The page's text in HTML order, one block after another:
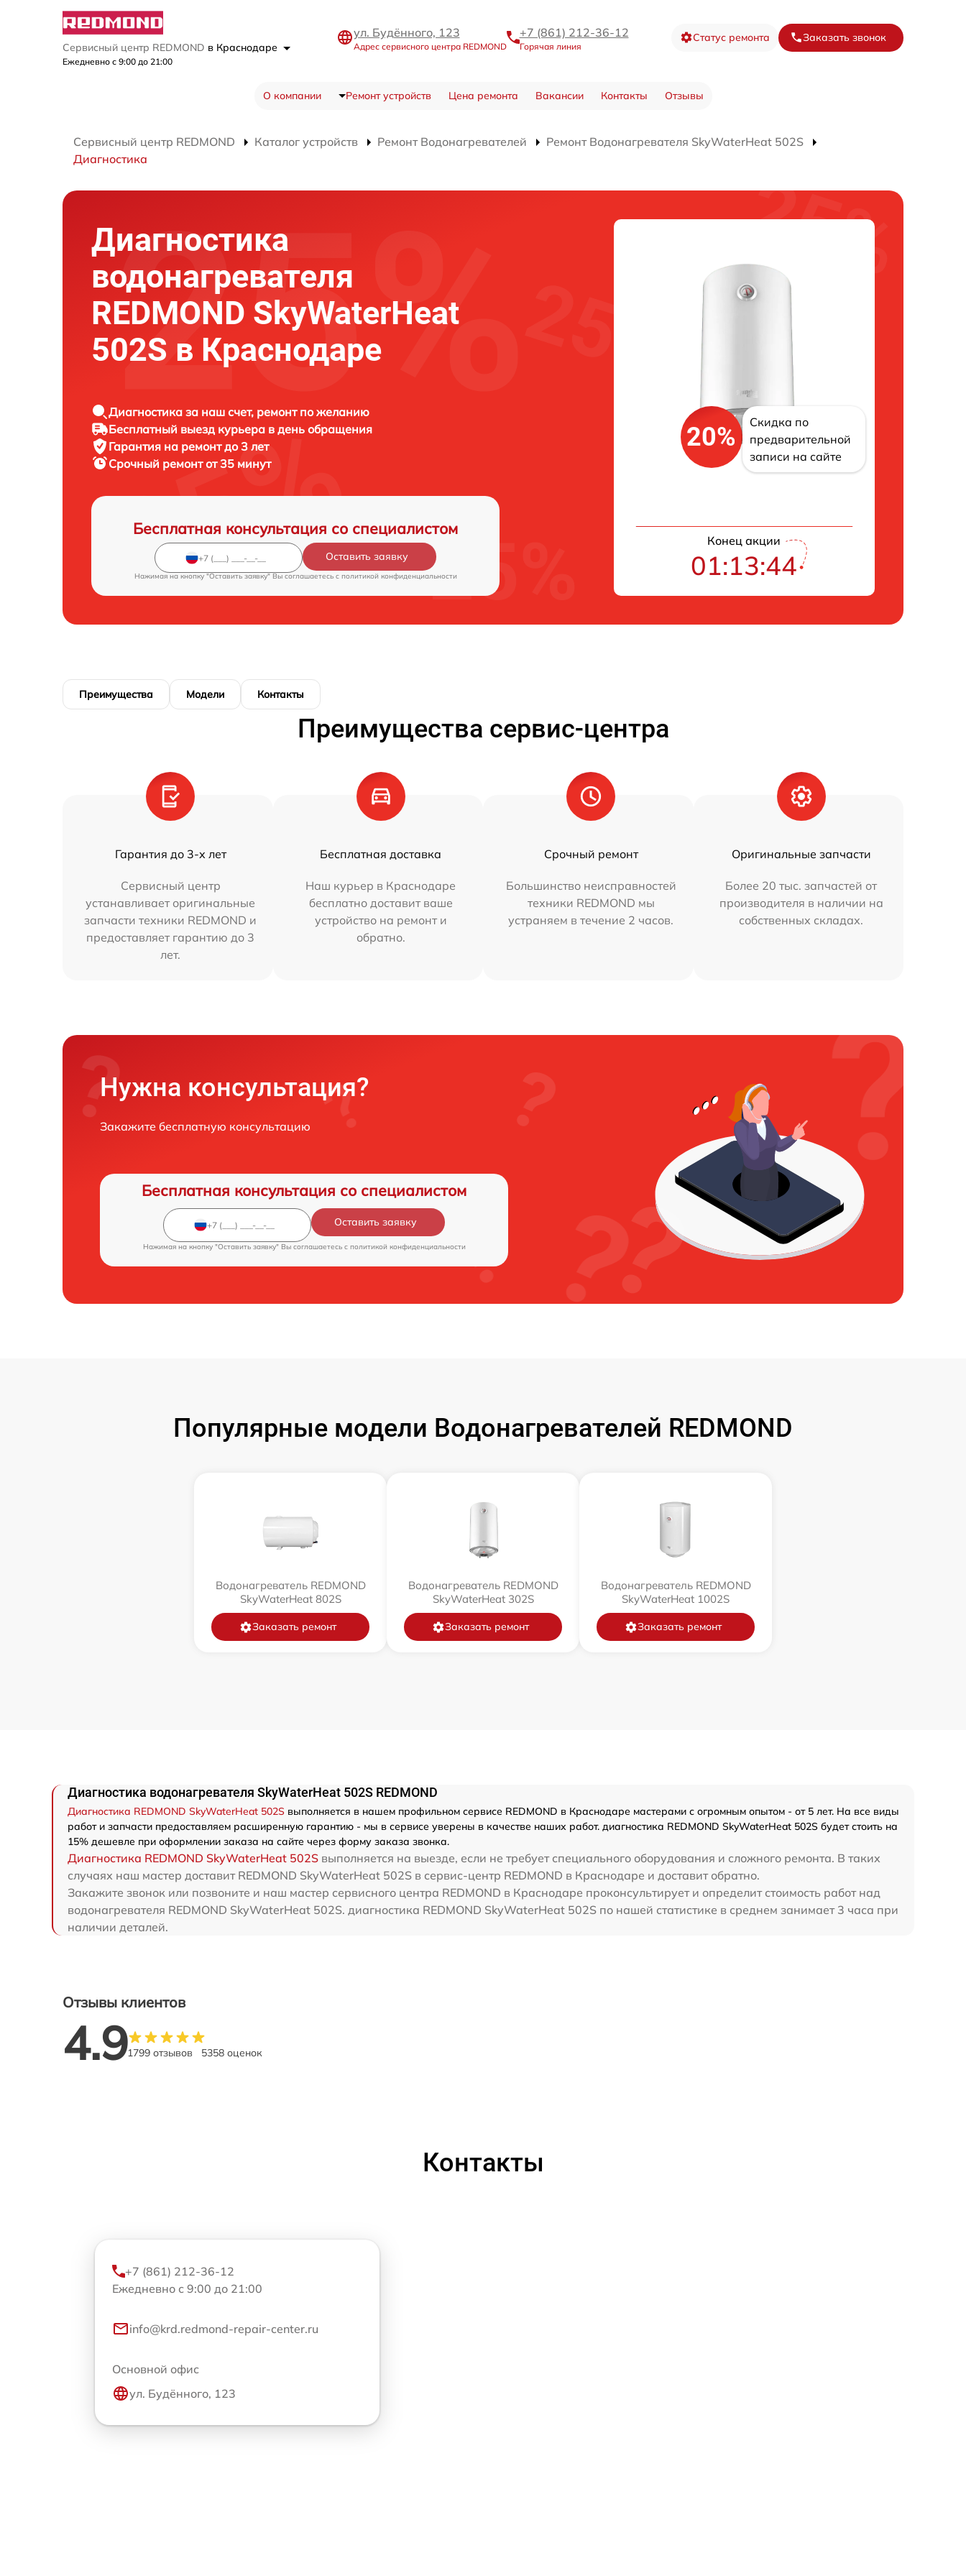
Сервисный центр REDMOND в Краснодаре
Ежедневно с 9:00 до 21:00
ул. Будённого, 123
Адрес сервисного центра REDMOND
+7 (861) 212-36-12
Горячая линия
Статус ремонта Заказать звонок
О компании Ремонт устройств Цена ремонта Вакансии Контакты Отзывы
Сервисный центр REDMOND Каталог устройств Ремонт Водонагревателей
Ремонт Водонагревателя SkyWaterHeat 502S
Диагностика
Диагностика
водонагревателя
REDMOND SkyWaterHeat
502S в Краснодаре
Диагностика за наш счет, ремонт по желанию
Бесплатный выезд курьера в день обращения
Гарантия на ремонт до 3 лет
Срочный ремонт от 35 минут
Бесплатная консультация со специалистом
Оставить заявку
Нажимая на кнопку "Оставить заявку" Вы соглашаетесь c политикой конфиденциальности
20%
Скидка по
предварительной
записи на сайте
Конец акции
01:13:43
Преимущества Модели Контакты
Преимущества сервис-центра
Гарантия до 3-х лет
Сервисный центр
устанавливает оригинальные
запчасти техники REDMOND и
предоставляет гарантию до 3
лет.
Бесплатная доставка
Наш курьер в Краснодаре
бесплатно доставит ваше
устройство на ремонт и
обратно.
Срочный ремонт
Большинство неисправностей
техники REDMOND мы
устраняем в течение 2 часов.
Оригинальные запчасти
Более 20 тыс. запчастей от
производителя в наличии на
собственных складах.
Нужна консультация?
Закажите бесплатную консультацию
Бесплатная консультация со специалистом
Оставить заявку
Нажимая на кнопку "Оставить заявку" Вы соглашаетесь c политикой конфиденциальности
Популярные модели Водонагревателей REDMOND
Водонагреватель REDMOND
SkyWaterHeat 802S
Заказать ремонт
Водонагреватель REDMOND
SkyWaterHeat 302S
Заказать ремонт
Водонагреватель REDMOND
SkyWaterHeat 1002S
Заказать ремонт
Диагностика водонагревателя SkyWaterHeat 502S REDMOND
Диагностика REDMOND SkyWaterHeat 502S выполняется в нашем профильном сервисе REDMOND в Краснодаре мастерами с огромным опытом - от 5 лет. На все виды
работ и запчасти предоставляем расширенную гарантию - мы в сервисе уверены в качестве наших работ. диагностика REDMOND SkyWaterHeat 502S будет стоить на
15% дешевле при оформлении заказа на сайте через форму заказа звонка.
Диагностика REDMOND SkyWaterHeat 502S выполняется на выезде, если не требует специального оборудования и сложного ремонта. В таких
случаях наш мастер доставит REDMOND SkyWaterHeat 502S в сервис-центр REDMOND в Краснодаре и доставит обратно.
Закажите звонок или позвоните и наш мастер сервисного центра REDMOND в Краснодаре проконсультирует и определит стоимость работ над
водонагревателя REDMOND SkyWaterHeat 502S. диагностика REDMOND SkyWaterHeat 502S по нашей статистике в среднем занимает 3 часа при
наличии деталей.
Отзывы клиентов
4.91799 отзывов 5358 оценок
Контакты
+7 (861) 212-36-12
Ежедневно с 9:00 до 21:00
info@krd.redmond-repair-center.ru
Основной офис
ул. Будённого, 123